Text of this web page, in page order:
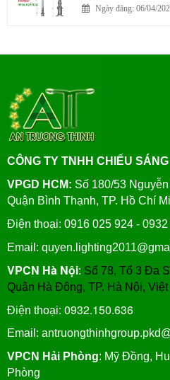
Ngày đăng: 06/04/
CÔNG TY TNHH CHIẾU
VPGD HCM: Số 180/53
Quận Bình Thạnh, TP. Hồ Chí
Điện thoại: 0916 025 924 -
Email:
VPCN Hà Nội: Số 78, Tổ 3 Đa
Quận Hà Đông, TP. Hà Nội,
Điện thoại: 0932.150.636
Email:
VPCN Hải Phòng: Mỹ Đồng,
Phòng